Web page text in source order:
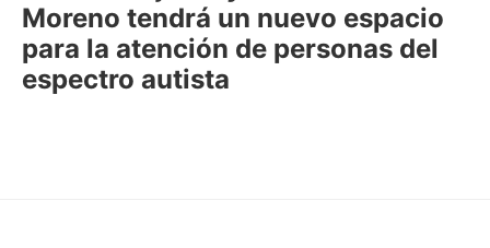
Moreno tendrá un nuevo espacio
para la atención de personas del
espectro autista